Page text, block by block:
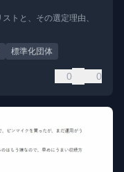
トと、その選定理由、
標準化団体
0 0